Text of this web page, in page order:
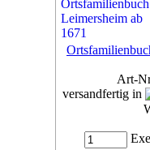
Art-
versandfertig in